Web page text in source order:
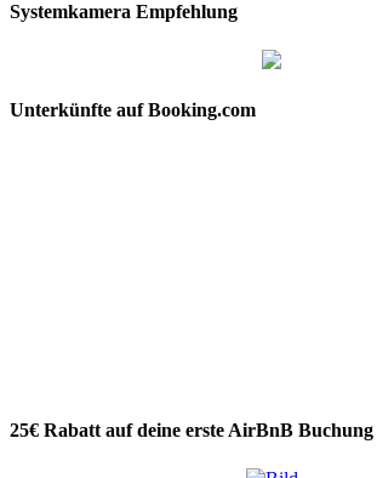
Systemkamera Empfehlung
Unterkünfte auf Booking.com
25€ Rabatt auf deine erste AirBnB Buchung